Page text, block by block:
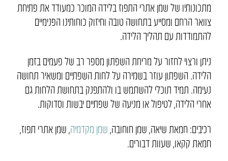
מתכונותיו של שמן אתרי התפוז בלידה המוכר כמעודד את פתיחת
צוואר הרחם ומסייע בתחושה טובה וחיזוק כוחותינו הפנימיים
להתמודדות עם תהליך הלידה.
ניתן ורצוי לחזור על מריחת השפתון מספר רב של פעמים בזמן
הלידה. השפתון עוזר בשמירה על לחות השפתיים ומשאיר תחושה
נעימה. תמיד תוכלי להשתמש בו ולהתפנק בתחושת הלחות גם
אחרי הלידה, לטיפול או מניעה של שפתיים יבשות וסדוקות.
רכיבים: חמאת שיאה, שמן חוחובה, שמן מקדמיה , שמן אתרי תפוז,
חמאת קקאו, שעוות דבורים.